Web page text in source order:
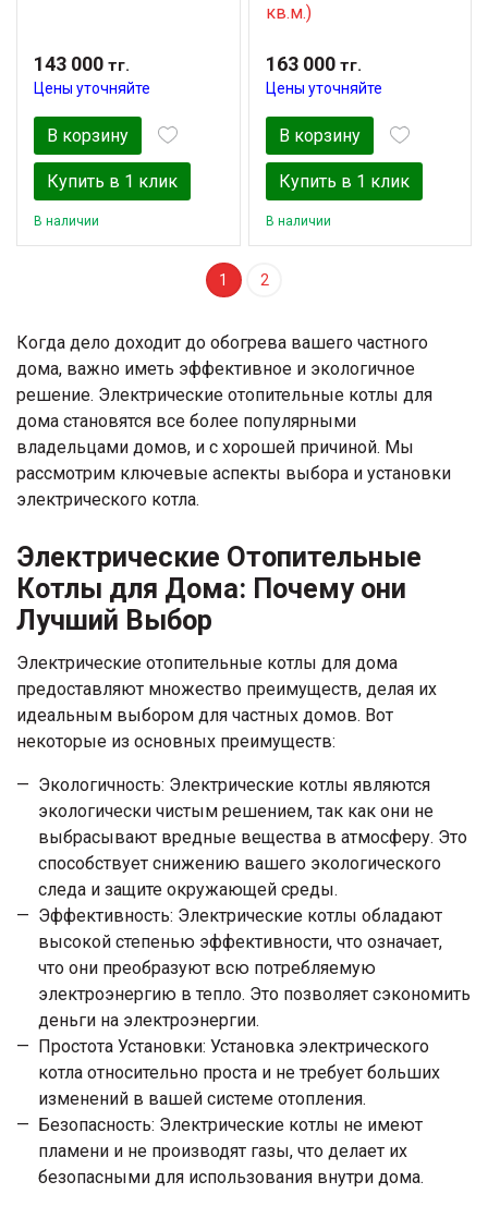
143 000 тг.
Цены уточняйте
В корзину
Купить в 1 клик
В наличии
кв.м.)
163 000тг.
Цены уточняйте
В корзину
Купить в 1 клик
В наличии
1 2
Когда дело доходит до обогрева вашего частного
дома, важно иметь эффективное и экологичное
решение. Электрические отопительные котлы для
дома становятся все более популярными
владельцами домов, и с хорошей причиной. Мы
рассмотрим ключевые аспекты выбора и установки
электрического котла.
Электрические Отопительные
Котлы для Дома: Почему они
Лучший Выбор
Электрические отопительные котлы для дома
предоставляют множество преимуществ, делая их
идеальным выбором для частных домов. Вот
некоторые из основных преимуществ:
Экологичность: Электрические котлы являются
экологически чистым решением, так как они не
выбрасывают вредные вещества в атмосферу. Это
способствует снижению вашего экологического
следа и защите окружающей среды.
Эффективность: Электрические котлы обладают
высокой степенью эффективности, что означает,
что они преобразуют всю потребляемую
электроэнергию в тепло. Это позволяет сэкономить
деньги на электроэнергии.
Простота Установки: Установка электрического
котла относительно проста и не требует больших
изменений в вашей системе отопления.
Безопасность: Электрические котлы не имеют
пламени и не производят газы, что делает их
безопасными для использования внутри дома.